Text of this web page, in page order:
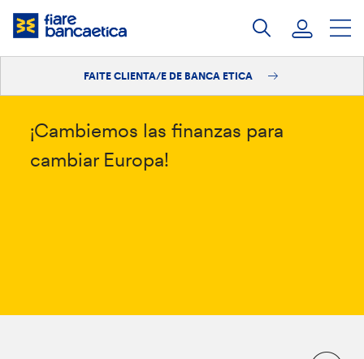
Saltar
Faite clienta/e
FAITE CLIENTA/E DE BANCA ETICA
¡Cambiemos las finanzas para
cambiar Europa!